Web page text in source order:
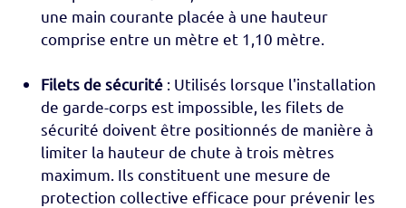
une main courante placée à une hauteur
comprise entre un mètre et 1,10 mètre.
Filets de sécurité : Utilisés lorsque l'installation
de garde-corps est impossible, les filets de
sécurité doivent être positionnés de manière à
limiter la hauteur de chute à trois mètres
maximum. Ils constituent une mesure de
protection collective efficace pour prévenir les